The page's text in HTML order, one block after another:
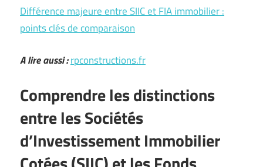
Différence majeure entre SIIC et FIA immobilier :
points clés de comparaison
A lire aussi :rpconstructions.fr
Comprendre les distinctions
entre les Sociétés
d’Investissement Immobilier